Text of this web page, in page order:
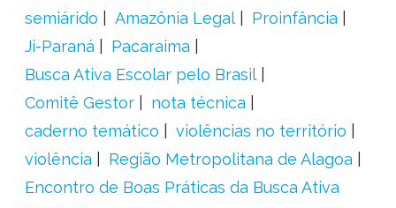
semiárido
Amazônia Legal
Proinfância
Ji-Paraná
Pacaraima
Busca Ativa Escolar pelo Brasil
Comitê Gestor
nota técnica
caderno temático
violências no território
violência
Região Metropolitana de Alagoa
Encontro de Boas Práticas da Busca Ativa